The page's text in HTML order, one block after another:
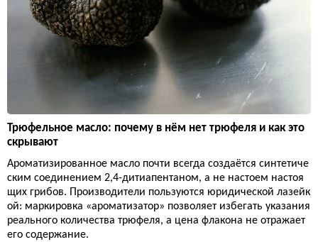
Трюфельное масло: почему в нём нет трюфеля и как это
скрывают
Ароматизированное масло почти всегда создаётся синтетиче
ским соединением 2,4-дитиапентаном, а не настоем настоя
щих грибов. Производители пользуются юридической лазейк
ой: маркировка «ароматизатор» позволяет избегать указания
реального количества трюфеля, а цена флакона не отражает
его содержание.